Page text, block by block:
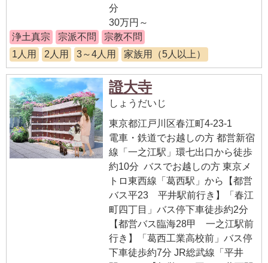
分
30万円～
浄土真宗
宗派不問
宗教不問
1人用
2人用 3～4人用 家族用（5人以上）
證大寺
しょうだいじ
東京都江戸川区春江町4-23-1
電車・鉄道でお越しの方 都営新宿
線「一之江駅」環七出口から徒歩
約10分 バスでお越しの方 東京メ
トロ東西線「葛西駅」から【都営
バス平23 平井駅前行き】「春江
町四丁目」バス停下車徒歩約2分
【都営バス臨海28甲 一之江駅前
行き】「葛西工業高校前」バス停
下車徒歩約7分 JR総武線「平井